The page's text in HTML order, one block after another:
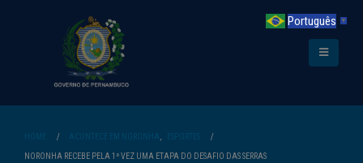
HOME ACONTECE EM NORONHA,
ESPORTES
NORONHA RECEBE PELA 1ª VEZ UMA ETAPA DO DESAFIO DAS SERRAS
Português ▼